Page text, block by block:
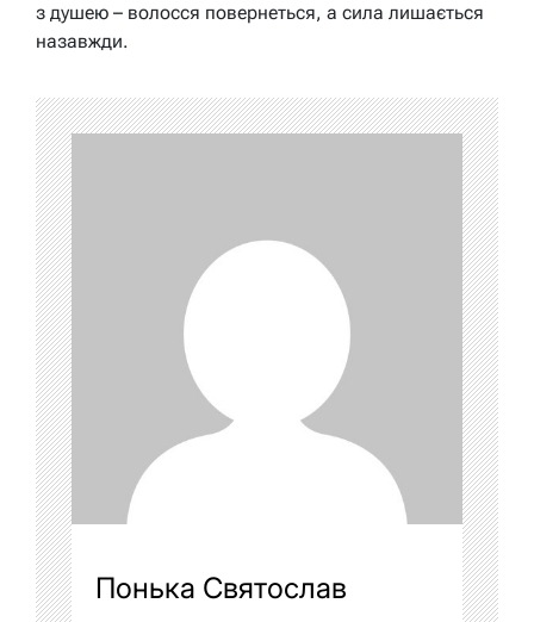
з душею – волосся повернеться, а сила лишається
назавжди.
Понька Святослав